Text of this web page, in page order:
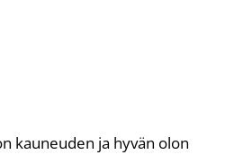
kauneuden ja hyvän olon